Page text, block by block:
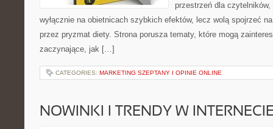
przestrzeń dla
wyłącznie na obietnicach szybkich efektów, lecz wolą spojrzeć
przez pryzmat diety. Strona porusza tematy, które mogą
zaczynające, jak […]
CATEGORIES: MARKETING SZEPTANY I OPINIE ONLINE
NOWINKI I TRENDY W